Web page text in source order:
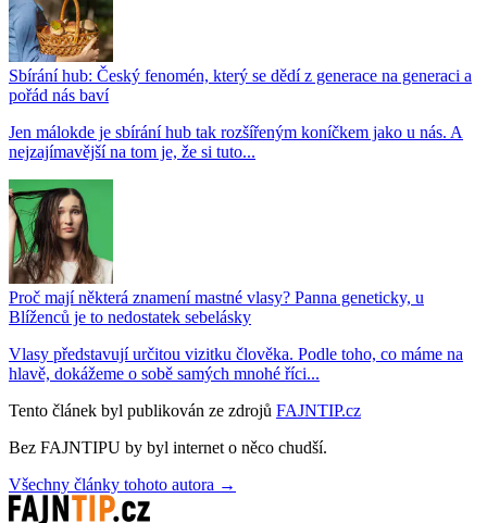
Sbírání hub: Český fenomén, který se dědí z generace na generaci a
pořád nás baví
Jen málokde je sbírání hub tak rozšířeným koníčkem jako u nás. A
nejzajímavější na tom je, že si tuto...
Proč mají některá znamení mastné vlasy? Panna geneticky, u
Blíženců je to nedostatek sebelásky
Vlasy představují určitou vizitku člověka. Podle toho, co máme na
hlavě, dokážeme o sobě samých mnohé říci...
Tento článek byl publikován ze zdrojů FAJNTIP.cz
Bez FAJNTIPU by byl internet o něco chudší.
Všechny články tohoto autora →